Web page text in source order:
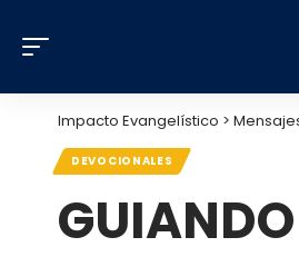
Impacto Evangelístico >
DEVOCIONALES